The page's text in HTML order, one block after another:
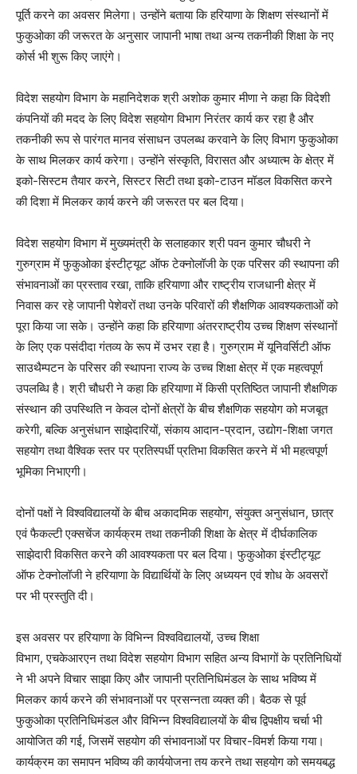
पूर्ति करने का अवसर मिलेगा। उन्होंने बताया कि हरियाणा के शिक्षण संस्थानों में
फुकुओका की जरूरत के अनुसार जापानी भाषा तथा अन्य तकनीकी शिक्षा के नए
कोर्स भी शुरू किए जाएंगे।
विदेश सहयोग विभाग के महानिदेशक श्री अशोक कुमार मीणा ने कहा कि विदेशी
कंपनियों की मदद के लिए विदेश सहयोग विभाग निरंतर कार्य कर रहा है और
तकनीकी रूप से पारंगत मानव संसाधन उपलब्ध करवाने के लिए विभाग फुकुओका
के साथ मिलकर कार्य करेगा। उन्होंने संस्कृति, विरासत और अध्यात्म के क्षेत्र में
इको-सिस्टम तैयार करने, सिस्टर सिटी तथा इको-टाउन मॉडल विकसित करने
की दिशा में मिलकर कार्य करने की जरूरत पर बल दिया।
विदेश सहयोग विभाग में मुख्यमंत्री के सलाहकार श्री पवन कुमार चौधरी ने
गुरुग्राम में फुकुओका इंस्टीट्यूट ऑफ टेक्नोलॉजी के एक परिसर की स्थापना की
संभावनाओं का प्रस्ताव रखा, ताकि हरियाणा और राष्ट्रीय राजधानी क्षेत्र में
निवास कर रहे जापानी पेशेवरों तथा उनके परिवारों की शैक्षणिक आवश्यकताओं को
पूरा किया जा सके। उन्होंने कहा कि हरियाणा अंतरराष्ट्रीय उच्च शिक्षण संस्थानों
के लिए एक पसंदीदा गंतव्य के रूप में उभर रहा है। गुरुग्राम में यूनिवर्सिटी ऑफ
साउथैम्पटन के परिसर की स्थापना राज्य के उच्च शिक्षा क्षेत्र में एक महत्वपूर्ण
उपलब्धि है। श्री चौधरी ने कहा कि हरियाणा में किसी प्रतिष्ठित जापानी शैक्षणिक
संस्थान की उपस्थिति न केवल दोनों क्षेत्रों के बीच शैक्षणिक सहयोग को मजबूत
करेगी, बल्कि अनुसंधान साझेदारियों, संकाय आदान-प्रदान, उद्योग-शिक्षा जगत
सहयोग तथा वैश्विक स्तर पर प्रतिस्पर्धी प्रतिभा विकसित करने में भी महत्वपूर्ण
भूमिका निभाएगी।
दोनों पक्षों ने विश्वविद्यालयों के बीच अकादमिक सहयोग, संयुक्त अनुसंधान, छात्र
एवं फैकल्टी एक्सचेंज कार्यक्रम तथा तकनीकी शिक्षा के क्षेत्र में दीर्घकालिक
साझेदारी विकसित करने की आवश्यकता पर बल दिया। फुकुओका इंस्टीट्यूट
ऑफ टेक्नोलॉजी ने हरियाणा के विद्यार्थियों के लिए अध्ययन एवं शोध के अवसरों
पर भी प्रस्तुति दी।
इस अवसर पर हरियाणा के विभिन्न विश्वविद्यालयों, उच्च शिक्षा
विभाग, एचकेआरएन तथा विदेश सहयोग विभाग सहित अन्य विभागों के प्रतिनिधियों
ने भी अपने विचार साझा किए और जापानी प्रतिनिधिमंडल के साथ भविष्य में
मिलकर कार्य करने की संभावनाओं पर प्रसन्नता व्यक्त की। बैठक से पूर्व
फुकुओका प्रतिनिधिमंडल और विभिन्न विश्वविद्यालयों के बीच द्विपक्षीय चर्चा भी
आयोजित की गई, जिसमें सहयोग की संभावनाओं पर विचार-विमर्श किया गया।
कार्यक्रम का समापन भविष्य की कार्ययोजना तय करने तथा सहयोग को समयबद्ध